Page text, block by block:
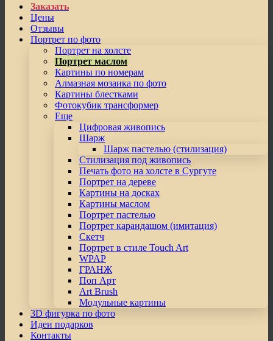
Заказать
Цены
Отзывы
Портрет по фото
Портрет на холсте
Портрет маслом
Картины по номерам
Алмазная мозаика по фото
Картины блестками
Фотокубик трансформер
Еще
Цифровая живопись
Шарж
Шарж пастелью (стилизация)
Стилизация под живопись
Печать фото на холсте в Сургуте
Портрет на дереве
Картины на досках
Картины маслом
Портрет пастелью
Портрет карандашом (имитация)
Скетч
Портрет в стиле Touch Art
WPAP
ГРАНЖ
Поп Арт
Art Brush
Модульные картины
3D фигурка по фото
Идеи подарков
Контакты